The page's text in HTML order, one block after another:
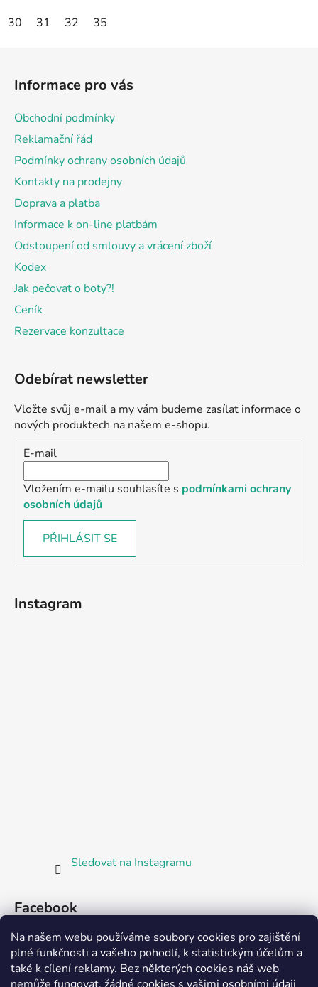
Na našem webu používáme soubory cookies pro zajištění
plné funkčnosti a vašeho pohodlí, k statistickým účelům a
také k cílení reklamy. Bez některých cookies náš web
30 31 32 35
Informace pro vás
Obchodní podmínky
Reklamační řád
Podmínky ochrany osobních údajů
Kontakty na prodejny
Doprava a platba
Informace k on-line platbám
Odstoupení od smlouvy a vrácení zboží
Kodex
Jak pečovat o boty?!
Ceník
Rezervace konzultace
Odebírat newsletter
Vložte svůj e-mail a my vám budeme zasílat informace o
nových produktech na našem e-shopu.
E-mail
Vložením e-mailu souhlasíte s podmínkami ochrany
osobních údajů
PŘIHLÁSIT SE
Instagram
Sledovat na Instagramu
Facebook